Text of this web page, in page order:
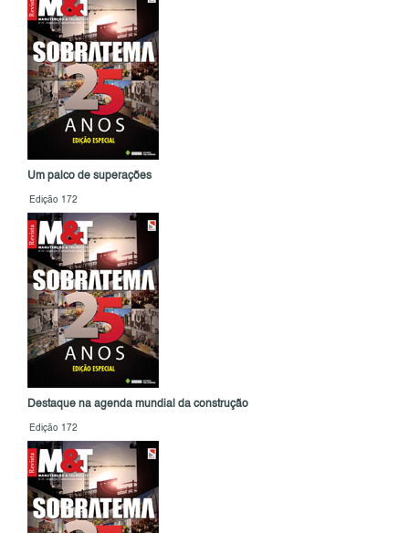
Um palco de superações
Edição 172
Destaque na agenda mundial da construção
Edição 172